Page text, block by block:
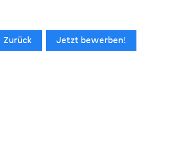
Zurück Jetzt bewerben!